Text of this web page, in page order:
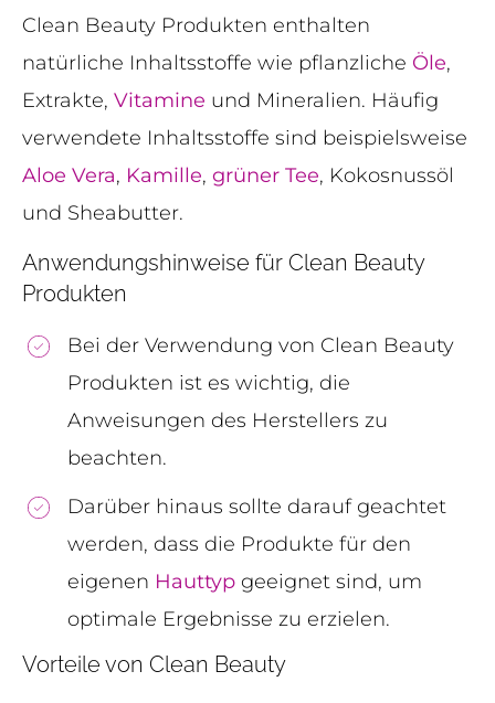
Clean Beauty Produkten enthalten
natürliche Inhaltsstoffe wie pflanzliche Öle,
Extrakte, Vitamine und Mineralien. Häufig
verwendete Inhaltsstoffe sind beispielsweise
Aloe Vera, Kamille, grüner Tee, Kokosnussöl
und Sheabutter.
Anwendungshinweise für Clean Beauty
Produkten
Bei der Verwendung von Clean Beauty
Produkten ist es wichtig, die
Anweisungen des Herstellers zu
beachten.
Darüber hinaus sollte darauf geachtet
werden, dass die Produkte für den
eigenen Hauttyp geeignet sind, um
optimale Ergebnisse zu erzielen.
Vorteile von Clean Beauty